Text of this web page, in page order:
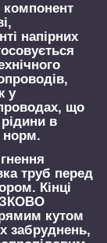
компонент
напірних
у
що
в
норм.
труб перед
Кінці
кутом
забруднень,